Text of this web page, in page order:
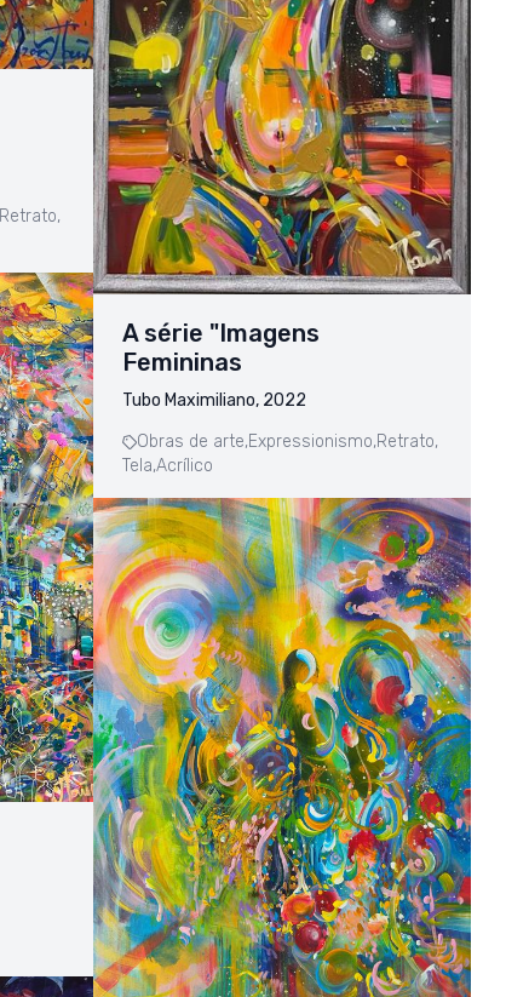
Retrato,
A série "Imagens
Femininas
Tubo Maximiliano, 2022
Obras de arte,Expressionismo,Retrato,
Tela,Acrílico